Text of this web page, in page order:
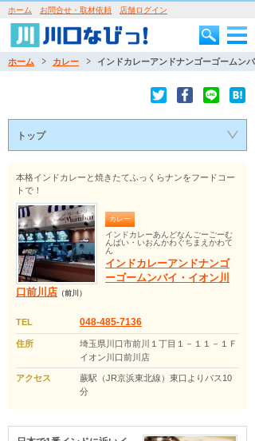
ホーム お問合せ・取材依頼 店舗ログイン
ホーム カレー インドカレーアンドナンゴーゴームン
トップ
本格インドカレーと焼きたてふっくらナンをフードコー
トで！
カレー
インドカレーあんどなんごーごーむ
んばい・いおんかわぐちまえかわて
ん
インドカレーアンドナンゴ
ーゴームンバイ・イオン川
口前川店 （前川）
TEL 048-485-7136
住所
埼玉県川口市前川１丁目１－１１－１Ｆ
イオン川口前川店
アクセス
蕨駅（JR京浜東北線）東口よりバス10
分